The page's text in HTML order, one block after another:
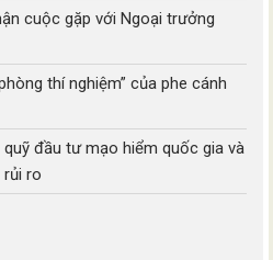
cuộc gặp với Ngoại trưởng
thí nghiệm” của phe cánh
đầu tư mạo hiểm quốc gia và
rủi ro